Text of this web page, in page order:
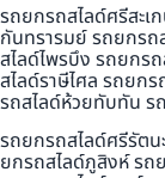
รถยกรถสไลด์ศรีสะ
กันทรารมย์ รถยกร
สไลด์ไพรบึง รถยกร
สไลด์ราษีไศล รถยก
รถสไลด์ห้วยทับทัน
รถยกรถสไลด์ศรีรัต
ยกรถสไลด์ภูสิงห์ ร